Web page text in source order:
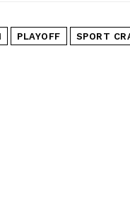
PLAYOFF SPORT